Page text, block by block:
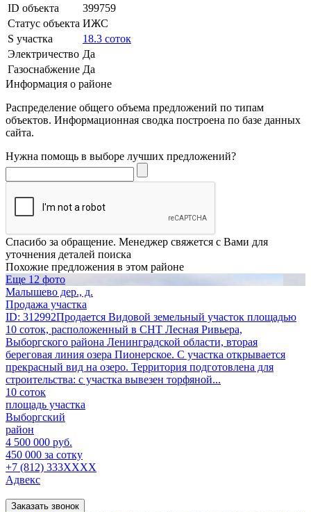
ID объекта
399759
Статус объекта ИЖС
S участка
18.3 соток
Электричество Да
Газоснабжение Да
Информация о районе
Распределение общего объема предложений по типам
объектов. Информационная сводка построена по базе данных
сайта.
Нужна помощь в выборе лучших предложений?
Спасибо за обращение. Менеджер свяжется с Вами для
уточнения деталей поиска
Похожие предложения в этом районе
Еще 12 фото
Малышево дер., д.
Продажа участка
ID: 312992Продается Видовой земельный участок площадью
10 соток, расположенный в СНТ Лесная Ривьера,
Выборгского района Ленинградской области, вторая
береговая линия озера Пионерское. С участка открывается
прекрасный вид на озеро. Территория подготовлена для
строительства: с участка вывезен торфяной...
10 соток
площадь участка
Выборгский
район
4 500 000 руб.
450 000 за сотку
+7 (812) 333XXXX
Адвекс
Заказать звонок